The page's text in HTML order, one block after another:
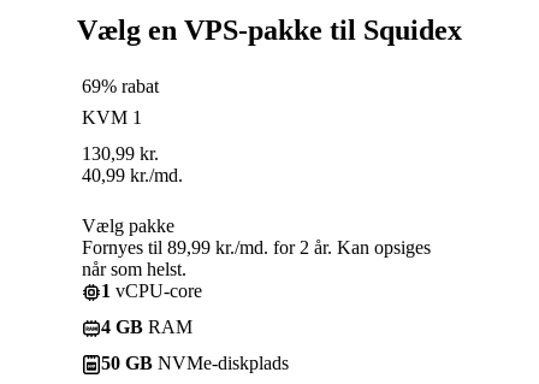
Vælg en VPS-pakke til Squidex
69% rabat
KVM 1
130,99 kr.
40,99 kr./md.
Vælg pakke
Fornyes til 89,99 kr./md. for 2 år. Kan opsiges
når som helst.
1 vCPU-core
4 GB RAM
50 GB NVMe-diskplads